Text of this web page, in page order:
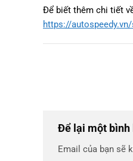
Để biết thêm chi tiết
https://
Để lại một bình
Email của bạn sẽ